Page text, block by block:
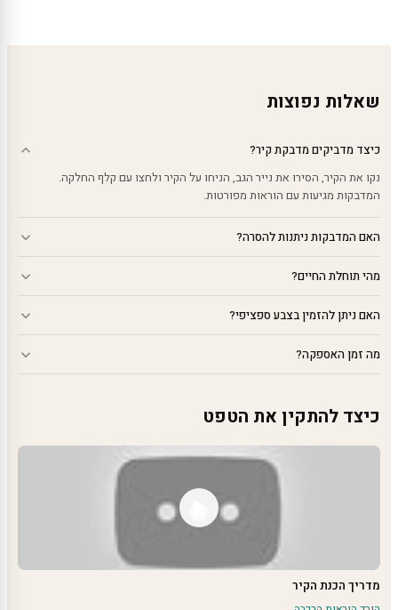
שאלות נפוצות
כיצד מדביקים מדבקת קיר?
נקו את הקיר, הסירו את נייר הגב, הניחו על הקיר ולחצו עם קלף החלקה.
המדבקות מגיעות עם הוראות מפורטות.
האם המדבקות ניתנות להסרה?
מהי תוחלת החיים?
האם ניתן להזמין בצבע ספציפי?
מה זמן האספקה?
כיצד להתקין את הטפט
מדריך הכנת הקיר